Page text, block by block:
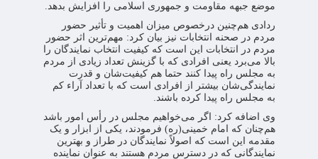
موضع جبهه مقاومت و جمهوری اسلامی را افزایش بدهد.
ردادی هم‌چنین درخصوص میزان اهمیت و تأثیر حضور
مردم در صحنه انتخابات نیز بیان کرد: مهم‌ترین اثر حضور
مردم در انتخابات این است که کیفیت انتخاب نمایندگان را
بالا می‌برد یعنی افرادی که با گزینش تعداد زیادی از مردم
به مجلس راه پیدا کنند حتما هم کیفیت‌شان و قدرت
نمایندگی‌شان بیشتر از افرادی است که با تعداد آراء کم
به مجلس راه پیدا کرده باشند.
وی اضافه کرد: اگر می‌خواهیم مجلس در رأس امور باشد
هم‌چنان که امام خمینی(ره) فرمودند، یکی از ابزار و یک
مقدمه‌ این است که اصولاً نمایندگان در طراز و بهترین
نمایندگانی که در دسترس مردم هستند به عنوان نماینده